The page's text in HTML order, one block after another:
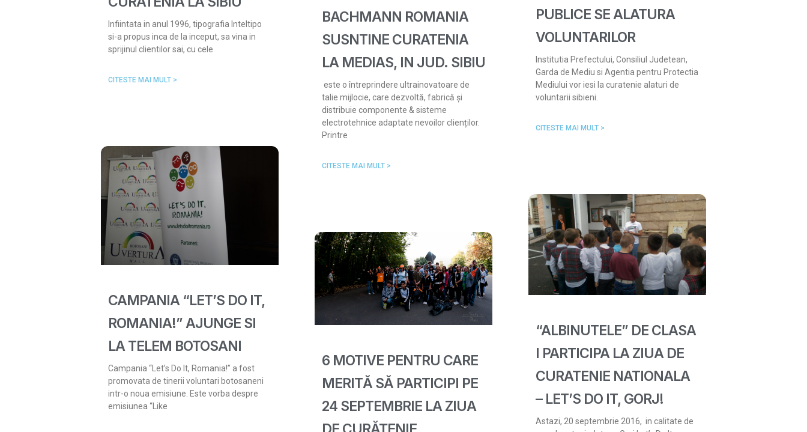
Infiintata in anul 1996, tipografia Inteltipo
si-a propus inca de la inceput, sa vina in
sprijinul clientilor sai, cu cele
CITESTE MAI MULT >
BACHMANN ROMANIA
SUSNTINE CURATENIA
LA MEDIAS, IN JUD. SIBIU
este o întreprindere ultrainovatoare de
talie mijlocie, care dezvoltă, fabrică și
distribuie componente & sisteme
electrotehnice adaptate nevoilor clienților.
Printre
CITESTE MAI MULT >
PUBLICE SE ALATURA
VOLUNTARILOR
Institutia Prefectului, Consiliul Judetean,
Garda de Mediu si Agentia pentru Protectia
Mediului vor iesi la curatenie alaturi de
voluntarii sibieni.
CITESTE MAI MULT >
CAMPANIA “LET’S DO IT,
ROMANIA!” AJUNGE SI
LA TELEM BOTOSANI
Campania “Let’s Do It, Romania!” a fost
promovata de tinerii voluntari botosaneni
intr-o noua emisiune. Este vorba despre
emisiunea “Like
6 MOTIVE PENTRU CARE
MERITĂ SĂ PARTICIPI PE
24 SEPTEMBRIE LA ZIUA
“ALBINUTELE” DE CLASA
I PARTICIPA LA ZIUA DE
CURATENIE NATIONALA
– LET’S DO IT, GORJ!
Astazi, 20 septembrie 2016, in calitate de